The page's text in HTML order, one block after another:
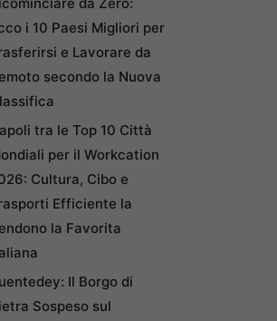
da Zero:
i 10 Paesi Migliori per
e Lavorare da
secondo la Nuova
tra le Top 10 Città
per il Workcation
Cultura, Cibo e
Efficiente la
la Favorita
Il Borgo di
Sospeso sul